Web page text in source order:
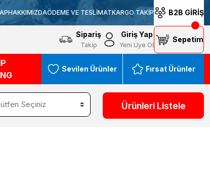
HAKKIMIZDAÖDEME VE TESLİMATKARGO TAKİP B2B GİRİŞ
Sipariş
Takip
Giriş Yap
Yeni Üye Ol
Sepetim
Sevilen Ürünler Fırsat Ürünler
Ürünleri Listele